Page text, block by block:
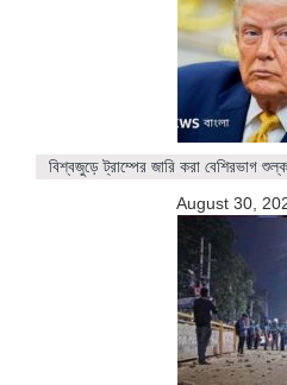
বিশ্বজুড়ে ট্রাম্পের জারি করা বেশিরভাগ
August 30,